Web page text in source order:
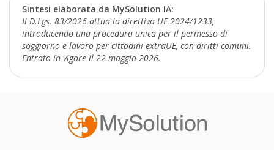
Sintesi elaborata da MySolution IA:
Il D.Lgs. 83/2026 attua la direttiva UE 2024/1233,
introducendo una procedura unica per il permesso di
soggiorno e lavoro per cittadini extraUE, con diritti comuni.
Entrato in vigore il 22 maggio 2026.